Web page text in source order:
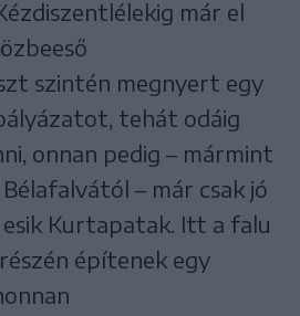
már el
szintén megnyert egy
tehát odáig
onnan pedig – mármint
– már csak jó
Kurtapatak. Itt a falu
építenek egy